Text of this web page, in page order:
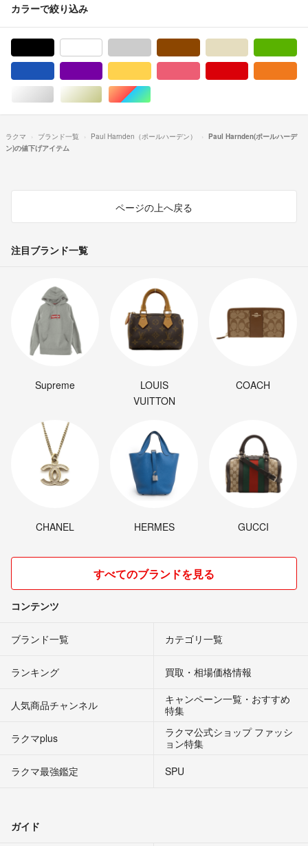
カラーで絞り込み
シルバー/銀色系ゴールド/金色系マルチカラー
ラクマ ブランド一覧 Paul Harnden（ポールハーデン）
Paul Harnden(ポールハーデ
ン)の値下げアイテム
ページの上へ戻る
注目ブランド一覧
Supreme
LOUIS
VUITTON
COACH
CHANEL HERMES GUCCI
すべてのブランドを見る
コンテンツ
ブランド一覧 カテゴリ一覧
ランキング 買取・相場価格情報
人気商品チャンネル
キャンペーン一覧・おすすめ
特集
ラクマplus
ラクマ公式ショップ ファッシ
ョン特集
ラクマ最強鑑定
SPU
ガイド